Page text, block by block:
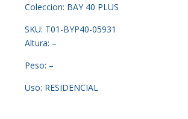
Coleccion: BAY 40 PLUS
SKU: T01-BYP40-05931
Altura: –
Peso: –
Uso: RESIDENCIAL